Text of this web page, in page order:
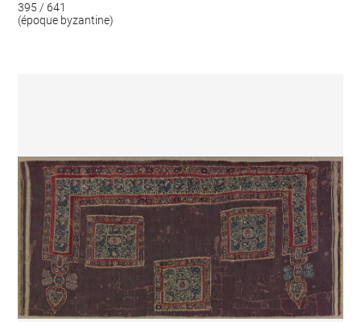
395 / 641
(époque byzantine)